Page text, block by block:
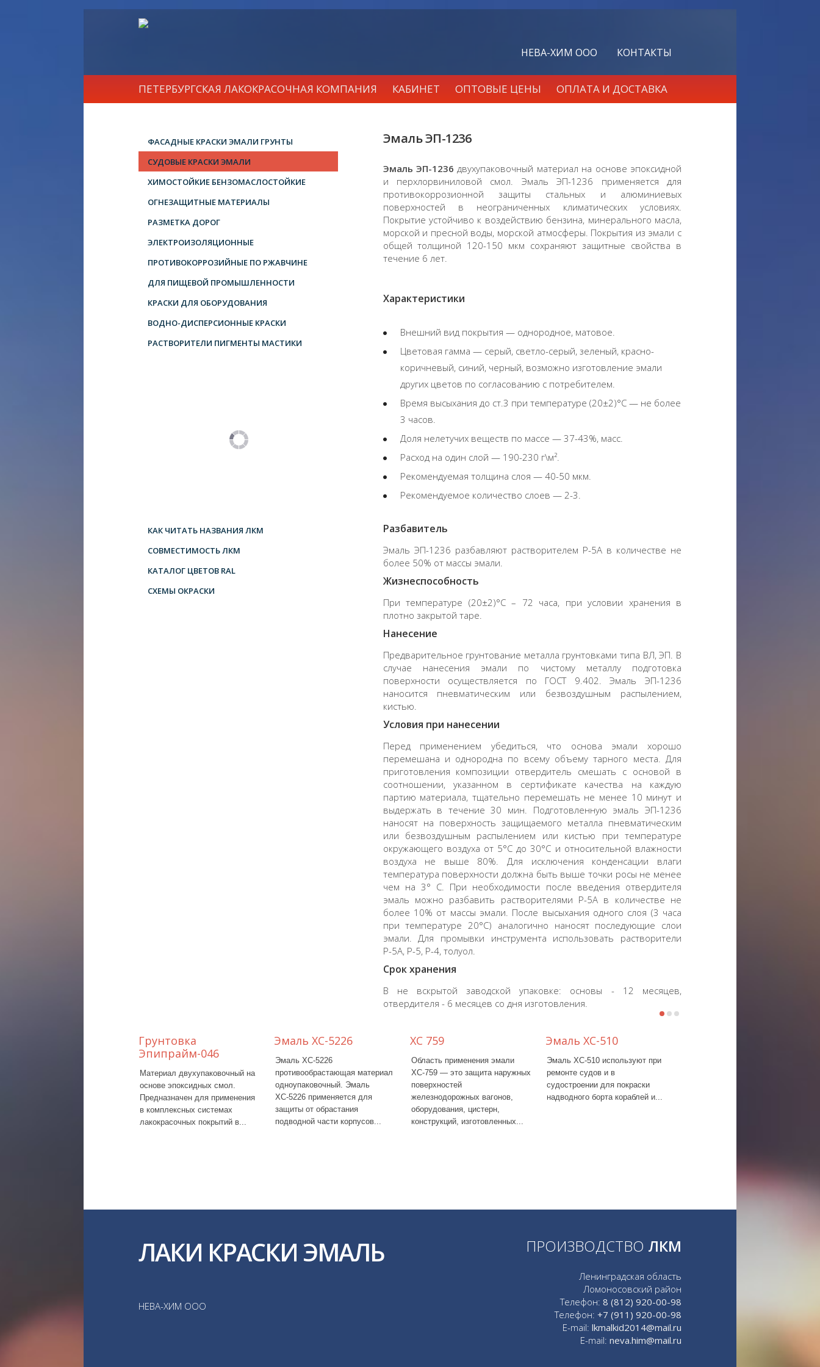
НЕВА-ХИМ ООО КОНТАКТЫ
ПЕТЕРБУРГСКАЯ ЛАКОКРАСОЧНАЯ КОМПАНИЯ КАБИНЕТ ОПТОВЫЕ ЦЕНЫ ОПЛАТА И ДОСТАВКА
Эмаль ЭП-1236
Эмаль ЭП-1236 двухупаковочный материал на основе эпоксидной
и перхлорвиниловой смол. Эмаль ЭП-1236 применяется для
противокоррозионной защиты стальных и алюминиевых
поверхностей в неограниченных климатических условиях.
Покрытие устойчиво к воздействию бензина, минерального масла,
морской и пресной воды, морской атмосферы. Покрытия из эмали с
общей толщиной 120-150 мкм сохраняют защитные свойства в
течение 6 лет.
Характеристики
Внешний вид покрытия — однородное, матовое.
Цветовая гамма — серый, светло-серый, зеленый, красно-
коричневый, синий, черный, возможно изготовление эмали
других цветов по согласованию с потребителем.
Время высыхания до ст.3 при температуре (20±2)°С — не более
3 часов.
Доля нелетучих веществ по массе — 37-43%, масс.
Расход на один слой — 190-230 г\м².
Рекомендуемая толщина слоя — 40-50 мкм.
Рекомендуемое количество слоев — 2-3.
Разбавитель
Эмаль ЭП-1236 разбавляют растворителем Р-5А в количестве не
более 50% от массы эмали.
Жизнеспособность
При температуре (20±2)°С – 72 часа, при условии хранения в
плотно закрытой таре.
Нанесение
Предварительное грунтование металла грунтовками типа ВЛ, ЭП. В
случае нанесения эмали по чистому металлу подготовка
поверхности осуществляется по ГОСТ 9.402. Эмаль ЭП-1236
наносится пневматическим или безвоздушным распылением,
кистью.
Условия при нанесении
Перед применением убедиться, что основа эмали хорошо
перемешана и однородна по всему объему тарного места. Для
приготовления композиции отвердитель смешать с основой в
соотношении, указанном в сертификате качества на каждую
партию материала, тщательно перемешать не менее 10 минут и
выдержать в течение 30 мин. Подготовленную эмаль ЭП-1236
наносят на поверхность защищаемого металла пневматическим
или безвоздушным распылением или кистью при температуре
окружающего воздуха от 5°С до 30°С и относительной влажности
воздуха не выше 80%. Для исключения конденсации влаги
температура поверхности должна быть выше точки росы не менее
чем на 3° С. При необходимости после введения отвердителя
эмаль можно разбавить растворителями Р-5А в количестве не
более 10% от массы эмали. После высыхания одного слоя (3 часа
при температуре 20°С) аналогично наносят последующие слои
эмали. Для промывки инструмента использовать растворители
Р-5А, Р-5, Р-4, толуол.
Срок хранения
В не вскрытой заводской упаковке: основы - 12 месяцев,
отвердителя - 6 месяцев со дня изготовления.
ФАСАДНЫЕ КРАСКИ ЭМАЛИ ГРУНТЫ
СУДОВЫЕ КРАСКИ ЭМАЛИ
ХИМОСТОЙКИЕ БЕНЗОМАСЛОСТОЙКИЕ
ОГНЕЗАЩИТНЫЕ МАТЕРИАЛЫ
РАЗМЕТКА ДОРОГ
ЭЛЕКТРОИЗОЛЯЦИОННЫЕ
ПРОТИВОКОРРОЗИЙНЫЕ ПО РЖАВЧИНЕ
ДЛЯ ПИЩЕВОЙ ПРОМЫШЛЕННОСТИ
КРАСКИ ДЛЯ ОБОРУДОВАНИЯ
ВОДНО-ДИСПЕРСИОННЫЕ КРАСКИ
РАСТВОРИТЕЛИ ПИГМЕНТЫ МАСТИКИ
КАК ЧИТАТЬ НАЗВАНИЯ ЛКМ
СОВМЕСТИМОСТЬ ЛКМ
КАТАЛОГ ЦВЕТОВ RAL
СХЕМЫ ОКРАСКИ
Грунтовка
Эпипрайм-046
Материал двухупаковочный на
основе эпоксидных смол.
Предназначен для применения
в комплексных системах
лакокрасочных покрытий в...
Эмаль ХС-5226
Эмаль ХС-5226
противообрастающая материал
одноупаковочный. Эмаль
ХС-5226 применяется для
защиты от обрастания
подводной части корпусов...
ХС 759
Область применения эмали
ХС-759 — это защита наружных
поверхностей
железнодорожных вагонов,
оборудования, цистерн,
конструкций, изготовленных...
Эмаль ХС-510
Эмаль ХС-510 используют при
ремонте судов и в
судостроении для покраски
надводного борта кораблей и...
ЛАКИ КРАСКИ ЭМАЛЬ
НЕВА-ХИМ ООО
ПРОИЗВОДСТВО ЛКМ
Ленинградская область
Ломоносовский район
Телефон: 8 (812) 920-00-98
Телефон: +7 (911) 920-00-98
E-mail: lkmalkid2014@mail.ru
E-mail: neva.him@mail.ru